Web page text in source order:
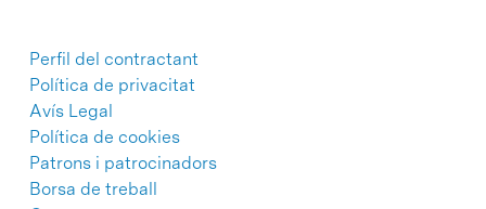
Perfil del contractant
Política de privacitat
Avís Legal
Política de cookies
Patrons i patrocinadors
Borsa de treball